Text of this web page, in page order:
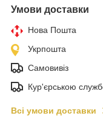
Умови доставки
Нова Пошта
Укрпошта
Самовивіз
Кур'єрською
Всі умови доставки